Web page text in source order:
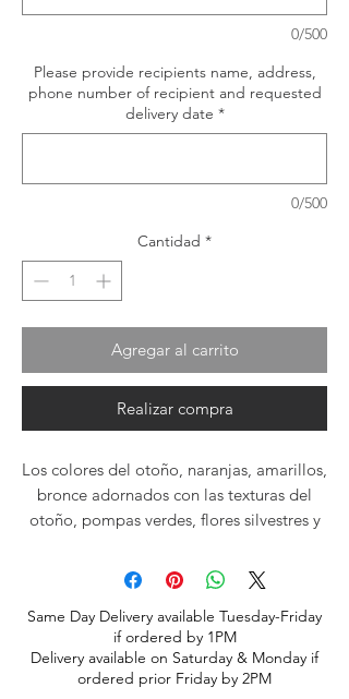
0/500
Please provide recipients name, address,
phone number of recipient and requested
delivery date *
0/500
Cantidad *
Agregar al carrito
Realizar compra
Los colores del otoño, naranjas, amarillos,
bronce adornados con las texturas del
otoño, pompas verdes, flores silvestres y
paisaje de mesa!
Same Day Delivery available Tuesday-Friday
if ordered by 1PM
Delivery available on Saturday & Monday if
ordered prior Friday by 2PM